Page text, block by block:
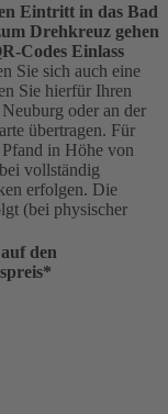
Eintritt in das Bad
Drehkreuz gehen
Codes Einlass
Sie sich auch eine
Sie hierfür Ihren
oder an der
übertragen. Für
in Höhe von
vollständig
erfolgen. Die
(bei physischer
den